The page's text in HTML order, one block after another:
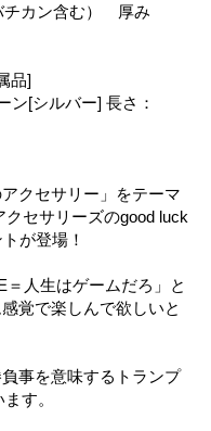
チカン含む） 厚み
品]
ン[シルバー] 長さ：
クセサリー」をテーマ
セサリーズのgood luck
が登場！
人生はゲームだろ」と
覚で楽しんで欲しいと
事を意味するトランプ
す。